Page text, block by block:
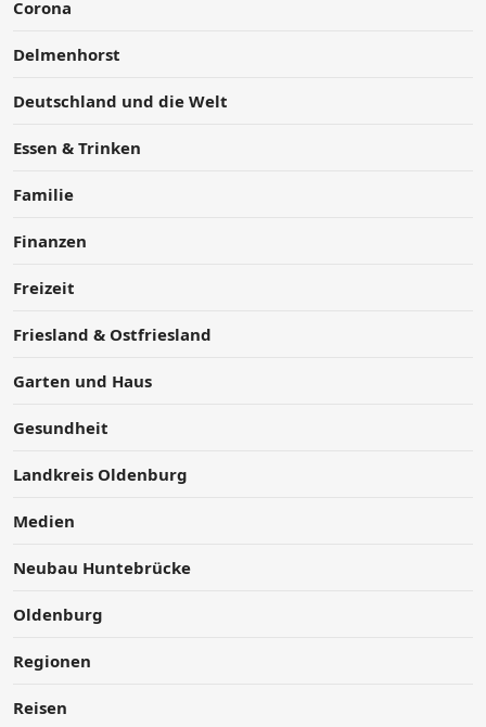
Corona
Delmenhorst
Deutschland und die Welt
Essen & Trinken
Familie
Finanzen
Freizeit
Friesland & Ostfriesland
Garten und Haus
Gesundheit
Landkreis Oldenburg
Medien
Neubau Huntebrücke
Oldenburg
Regionen
Reisen